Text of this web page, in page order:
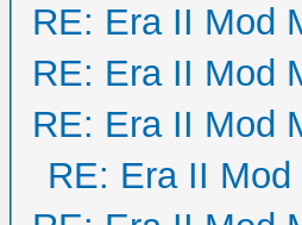
RE: Era II Mod
RE: Era II Mod
RE: Era II Mod
RE: Era II Mod